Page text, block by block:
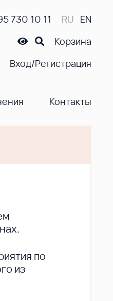
730 10 11 RU EN
Корзина
Вход/Регистрация
Контакты
по
из